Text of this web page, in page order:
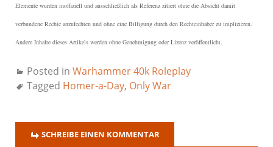
Elemente wurden inoffiziell und ausschließlich als Referenz zitiert ohne die Absicht damit
verbundene Rechte anzufechten und ohne eine Billigung durch den Rechteinhaber zu implizieren.
Andere Inhalte dieses Artikels werden ohne Genehmigung oder Lizenz veröffentlicht.
Posted in Warhammer 40k Roleplay
Tagged Homer-a-Day, Only War
SCHREIBE EINEN KOMMENTAR